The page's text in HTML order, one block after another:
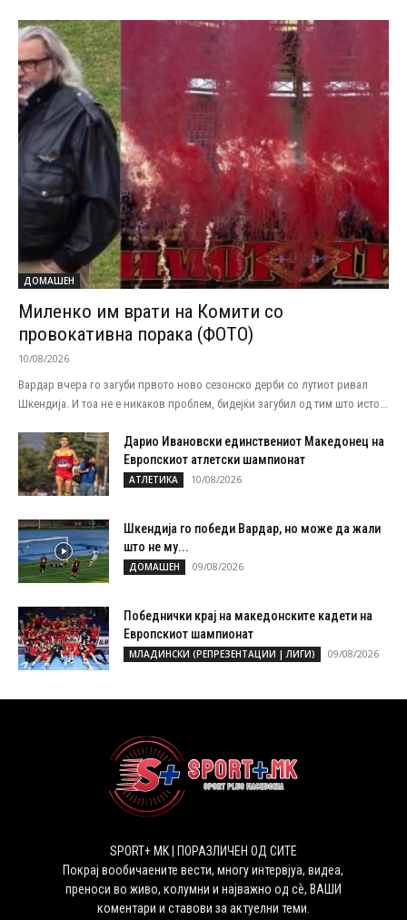
ДОМАШЕН
Миленко им врати на Комити со
провокативна порака (ФОТО)
10/08/2026
Вардар вчера го загуби првото ново сезонско дерби со лутиот ривал
Шкендија. И тоа не е никаков проблем, бидејќи загубил од тим што исто...
Дарио Ивановски единствениот Македонец на
Европскиот атлетски шампионат
АТЛЕТИКА 10/08/2026
Шкендија го победи Вардар, но може да жали
што не му...
ДОМАШЕН 09/08/2026
Победнички крај на македонските кадети на
Европскиот шампионат
МЛАДИНСКИ (РЕПРЕЗЕНТАЦИИ | ЛИГИ) 09/08/2026
SPORT+ MK | ПОРАЗЛИЧЕН ОД СИТЕ
Покрај вообичаените вести, многу интервјуа, видеа,
преноси во живо, колумни и најважно од сѐ, ВАШИ
коментари и ставови за актуелни теми.